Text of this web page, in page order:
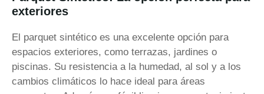
exteriores
El parquet sintético es una excelente opción para
espacios exteriores, como terrazas, jardines o
piscinas. Su resistencia a la humedad, al sol y a los
cambios climáticos lo hace ideal para áreas